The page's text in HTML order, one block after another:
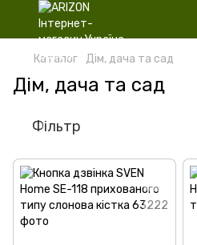
Каталог Дім, дача та сад
Дім, дача та сад
Фільтр